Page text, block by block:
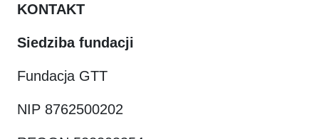
KONTAKT
Siedziba fundacji
Fundacja GTT
NIP 8762500202